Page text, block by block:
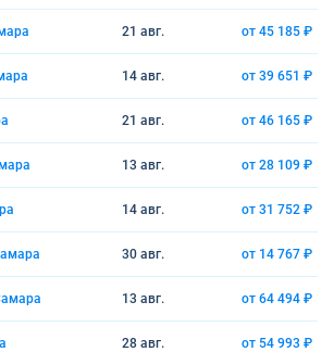
21 авг. от 45 185 ₽
14 авг. от 39 651 ₽
21 авг. от 46 165 ₽
13 авг. от 28 109 ₽
14 авг. от 31 752 ₽
30 авг. от 14 767 ₽
13 авг. от 64 494 ₽
28 авг. от 54 993 ₽